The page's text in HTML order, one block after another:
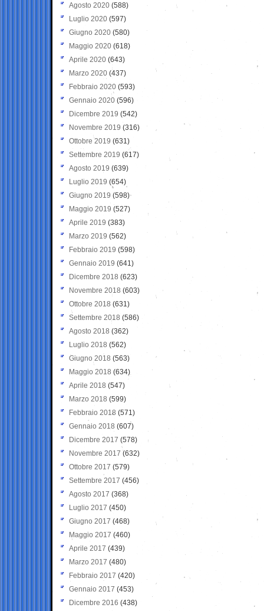
Agosto 2020 (588)
Luglio 2020 (597)
Giugno 2020 (580)
Maggio 2020 (618)
Aprile 2020 (643)
Marzo 2020 (437)
Febbraio 2020 (593)
Gennaio 2020 (596)
Dicembre 2019 (542)
Novembre 2019 (316)
Ottobre 2019 (631)
Settembre 2019 (617)
Agosto 2019 (639)
Luglio 2019 (654)
Giugno 2019 (598)
Maggio 2019 (527)
Aprile 2019 (383)
Marzo 2019 (562)
Febbraio 2019 (598)
Gennaio 2019 (641)
Dicembre 2018 (623)
Novembre 2018 (603)
Ottobre 2018 (631)
Settembre 2018 (586)
Agosto 2018 (362)
Luglio 2018 (562)
Giugno 2018 (563)
Maggio 2018 (634)
Aprile 2018 (547)
Marzo 2018 (599)
Febbraio 2018 (571)
Gennaio 2018 (607)
Dicembre 2017 (578)
Novembre 2017 (632)
Ottobre 2017 (579)
Settembre 2017 (456)
Agosto 2017 (368)
Luglio 2017 (450)
Giugno 2017 (468)
Maggio 2017 (460)
Aprile 2017 (439)
Marzo 2017 (480)
Febbraio 2017 (420)
Gennaio 2017 (453)
Dicembre 2016 (438)